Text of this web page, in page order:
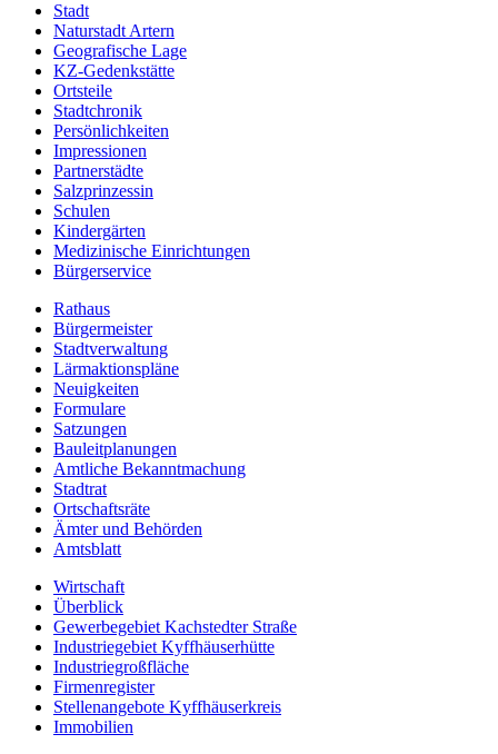
Stadt
Naturstadt Artern
Geografische Lage
KZ-Gedenkstätte
Ortsteile
Stadtchronik
Persönlichkeiten
Impressionen
Partnerstädte
Salzprinzessin
Schulen
Kindergärten
Medizinische Einrichtungen
Bürgerservice
Rathaus
Bürgermeister
Stadtverwaltung
Lärmaktionspläne
Neuigkeiten
Formulare
Satzungen
Bauleitplanungen
Amtliche Bekanntmachung
Stadtrat
Ortschaftsräte
Ämter und Behörden
Amtsblatt
Wirtschaft
Überblick
Gewerbegebiet Kachstedter Straße
Industriegebiet Kyffhäuserhütte
Industriegroßfläche
Firmenregister
Stellenangebote Kyffhäuserkreis
Immobilien